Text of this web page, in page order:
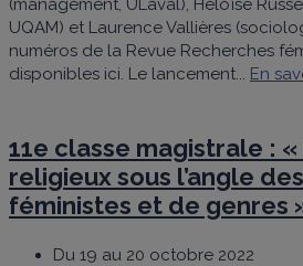
(management, ULaval), Héloïse
UQAM) et Laurence Vallières
numéros de la Revue Recherches
disponibles ici. Le lancement... En
11e classe magistrale :
religieux sous l’angle
féministes et de genres
Du 19 au 20 octobre 2022